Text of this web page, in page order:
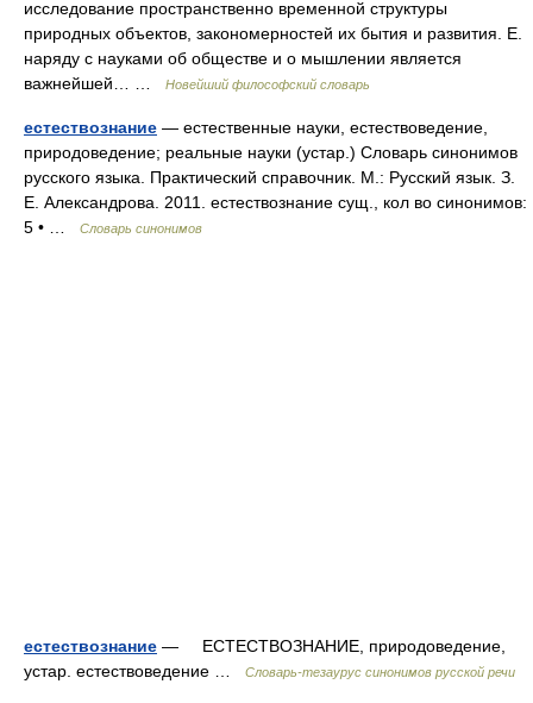
исследование пространственно временной структуры
природных объектов, закономерностей их бытия и развития. Е.
наряду с науками об обществе и о мышлении является
важнейшей… …
Новейший философский словарь
естествознание — естественные науки, естествоведение,
природоведение; реальные науки (устар.) Словарь синонимов
русского языка. Практический справочник. М.: Русский язык. З.
Е. Александрова. 2011. естествознание сущ., кол во синонимов:
5 • …
Словарь синонимов
естествознание — ЕСТЕСТВОЗНАНИЕ, природоведение,
устар. естествоведение …
Словарь-тезаурус синонимов русской речи